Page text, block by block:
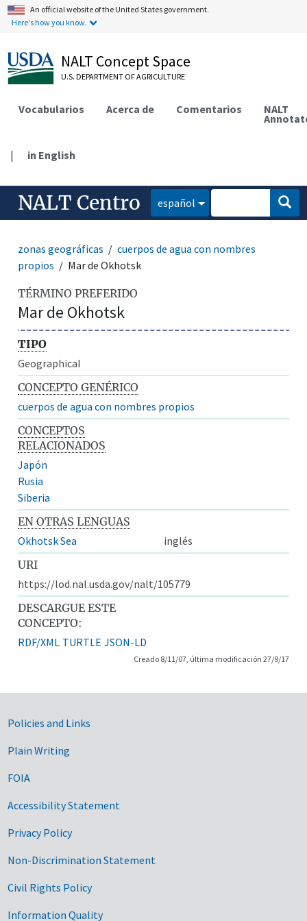
An official website of the United States government.
Here's how you know.
NALT Concept Space
U.S. DEPARTMENT OF AGRICULTURE
Vocabularios Acerca de Comentarios NALT
| in English
NALT Centro español
zonas geográficas
cuerpos de agua con nombres
propios
Mar de Okhotsk
TÉRMINO PREFERIDO
Mar de Okhotsk
TIPO
Geographical
CONCEPTO GENÉRICO
cuerpos de agua con nombres propios
CONCEPTOS
RELACIONADOS
Japón
Rusia
Siberia
EN OTRAS LENGUAS
Okhotsk Sea
inglés
URI
https://lod.nal.usda.gov/nalt/105779
DESCARGUE ESTE
CONCEPTO:
RDF/XML TURTLE JSON-LD
Creado 8/11/07, última modificación 27/9/17
Government Links
Policies and Links
Plain Writing
FOIA
Accessibility Statement
Privacy Policy
Non-Discrimination Statement
Civil Rights Policy
Information Quality